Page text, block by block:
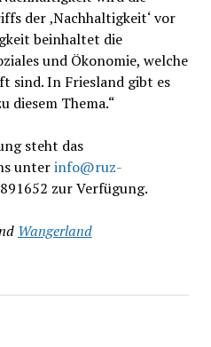
der ‚Nachhaltigkeit‘ vor
beinhaltet die
und Ökonomie, welche
sind. In Friesland gibt es
diesem Thema.“
steht das
unterinfo@ruz-
zur Verfügung.
Wangerland